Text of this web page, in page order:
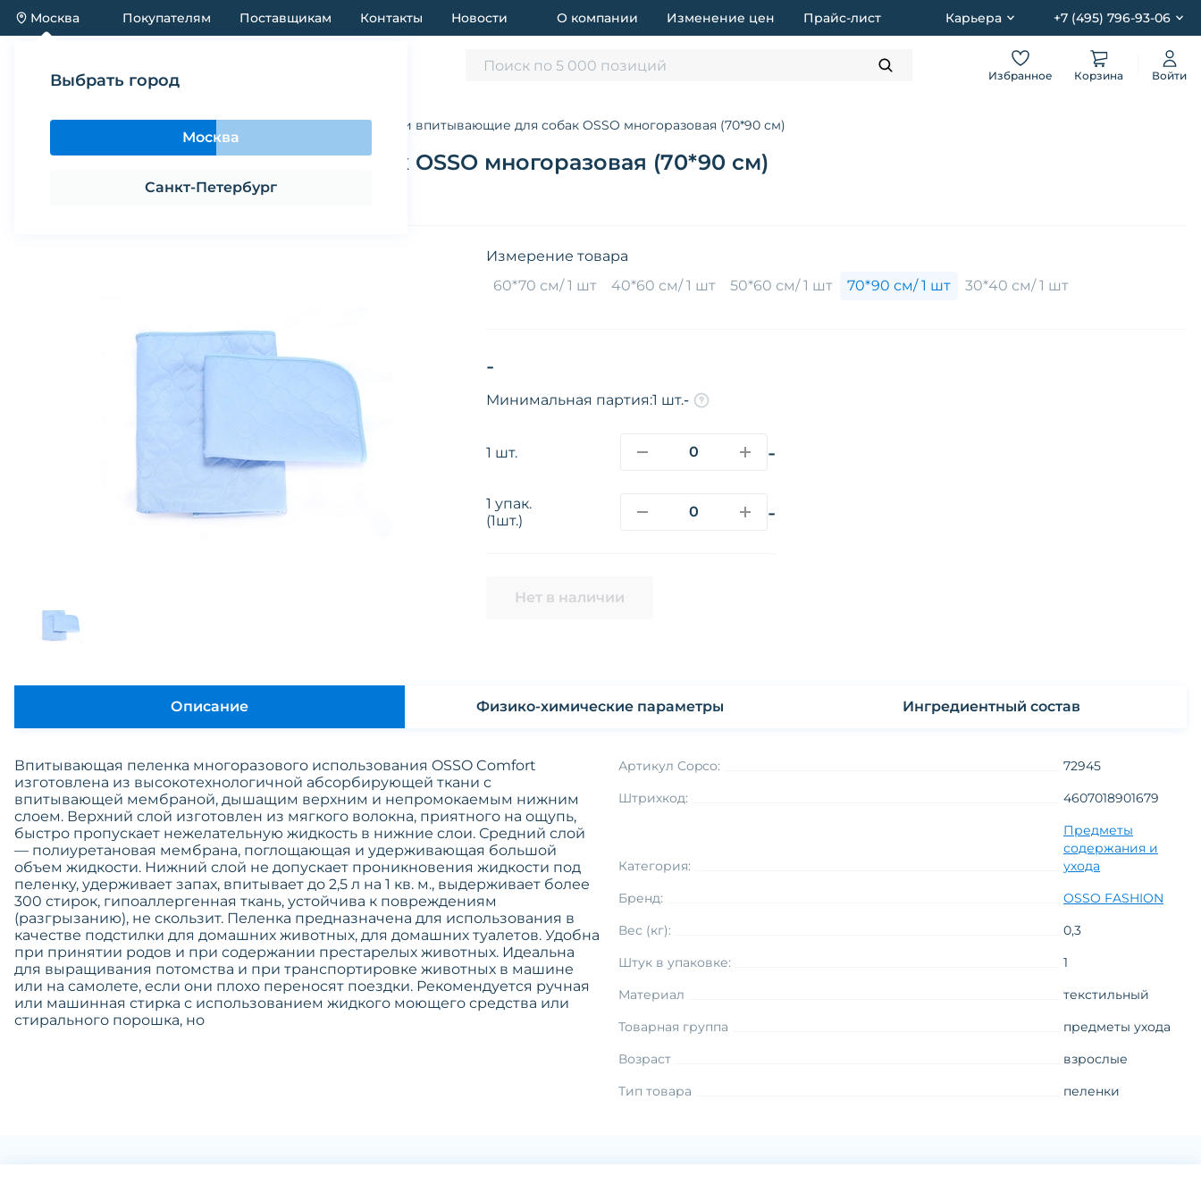
Москва
Выбрать город
Москва
Санкт-Петербург
Покупателям Поставщикам Контакты Новости О компании Изменение цен Прайс-лист Карьера +7 (495) 796-93-06
Поиск по 5 000 позиций
Избранное Корзина Войти
Каталог Предметы содержания и ухода Пеленки впитывающие для собак OSSO многоразовая (70*90 см)
Пеленки впитывающие для собак OSSO многоразовая (70*90 см)
В избранное
Измерение товара
60*70 см/ 1 шт
40*60 см/ 1 шт 50*60 см/ 1 шт 70*90 см/ 1 шт 30*40 см/ 1 шт
-
Минимальная партия:1 шт.-
1 шт. -
1 упак.
(1шт.)
-
Нет в наличии
Описание Физико-химические параметры Ингредиентный состав
Впитывающая пеленка многоразового использования OSSO Comfort
изготовлена из высокотехнологичной абсорбирующей ткани с
впитывающей мембраной, дышащим верхним и непромокаемым нижним
слоем. Верхний слой изготовлен из мягкого волокна, приятного на ощупь,
быстро пропускает нежелательную жидкость в нижние слои. Средний слой
— полиуретановая мембрана, поглощающая и удерживающая большой
объем жидкости. Нижний слой не допускает проникновения жидкости под
пеленку, удерживает запах, впитывает до 2,5 л на 1 кв. м., выдерживает более
300 стирок, гипоаллергенная ткань, устойчива к повреждениям
(разгрызанию), не скользит. Пеленка предназначена для использования в
качестве подстилки для домашних животных, для домашних туалетов. Удобна
при принятии родов и при содержании престарелых животных. Идеальна
для выращивания потомства и при транспортировке животных в машине
или на самолете, если они плохо переносят поездки. Рекомендуется ручная
или машинная стирка с использованием жидкого моющего средства или
стирального порошка, но
Артикул Copco:
72945
Штрихкод:
4607018901679
Категория:
Предметы
содержания и
ухода
Бренд:
OSSO FASHION
Вес (кг):
0,3
Штук в упаковке:
1
Материал
текстильный
Товарная группа
предметы ухода
Возраст
взрослые
Тип товара
пеленки